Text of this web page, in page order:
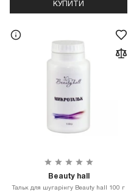
КУПИТИ
Beauty hall
Тальк для шугарінгу Beauty hall 100 г